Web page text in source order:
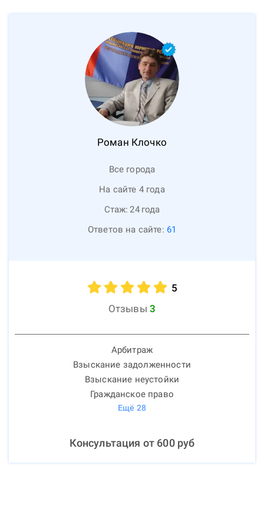
Роман Клочко
Все города
На сайте 4 года
Стаж: 24 года
Ответов на сайте: 61
5
Отзывы 3
Арбитраж
Взыскание задолженности
Взыскание неустойки
Гражданское право
Ещё 28
Консультация от 600руб